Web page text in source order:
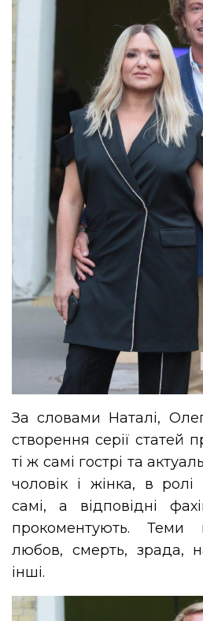
За словами Наталі,
створення серії статей
ті ж самі гострі та
чоловік і жінка, в
самі, а відповідні
прокоментують. Теми
любов, смерть, зрада,
інші.